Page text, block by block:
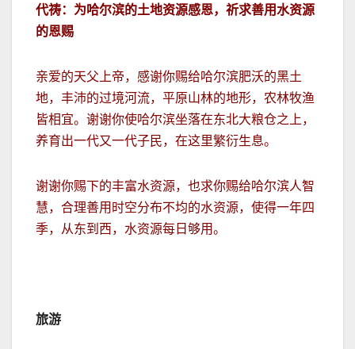
代祷：为哈尔滨的土地资源感恩，祈求善用水资源
的恩赐
亲爱的天父上帝，感谢你赐给哈尔滨肥沃的黑土
地，丰沛的过境河流，平原山林的地形，农林牧渔
皆相宜。谢谢你使哈尔滨坐落在东北大粮仓之上，
养育出一代又一代子民，在这里繁衍生息。
谢谢你赐下的丰富水资源，也求你赐给哈尔滨人智
慧，合理善用时空分布不均的水资源，使得一年四
季，从东到西，水资源每日够用。
旅游